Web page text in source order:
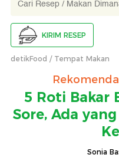
KIRIM RESEP
detikFood Tempat Makan
5 Roti Bakar
Sore, Ada
Sonia